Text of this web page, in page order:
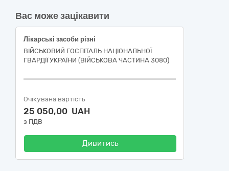
Вас може зацікавити
Лікарські засоби різні
ВІЙСЬКОВИЙ ГОСПІТАЛЬ НАЦІОНАЛЬНОЇ
ГВАРДІЇ УКРАЇНИ (ВІЙСЬКОВА ЧАСТИНА 3080)
Очікувана вартість
25 050,00 UAH
з ПДВ
Дивитись